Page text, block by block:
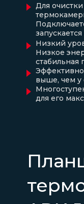
Для
Низкий
Низкое
стабильная
выше, чем у
для его